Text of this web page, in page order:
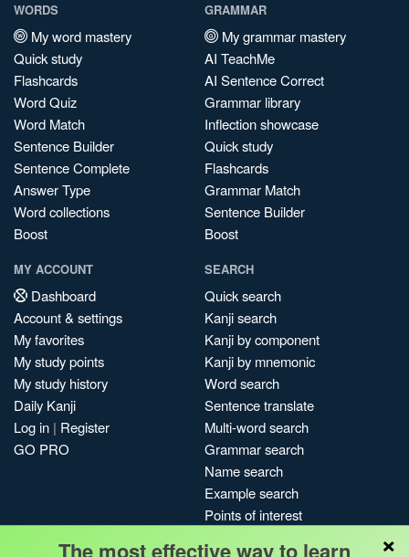
WORDS
My word mastery
Quick study
Flashcards
Word Quiz
Word Match
Sentence Builder
Sentence Complete
Answer Type
Word collections
Boost
GRAMMAR
My grammar mastery
AI TeachMe
AI Sentence Correct
Grammar library
Inflection showcase
Quick study
Flashcards
Grammar Match
Sentence Builder
Boost
MY ACCOUNT
Dashboard
Account & settings
My favorites
My study points
My study history
Daily Kanji
Log in | Register
GO PRO
SEARCH
Quick search
Kanji search
Kanji by component
Kanji by mnemonic
Word search
Sentence translate
Multi-word search
Grammar search
Name search
Example search
Points of interest
×
The most effective way to learn